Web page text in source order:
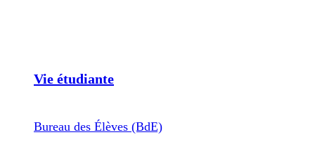
Vie étudiante
Bureau des Élèves (BdE)